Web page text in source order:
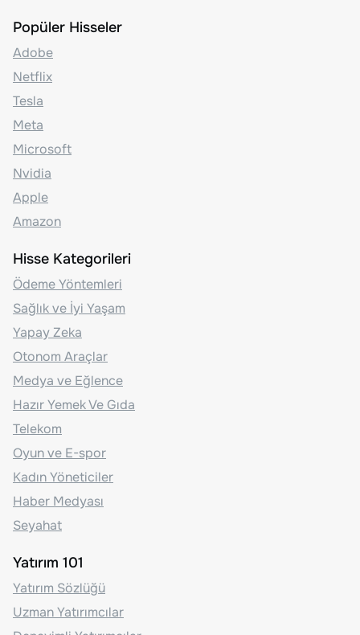
Popüler Hisseler
Adobe
Netflix
Tesla
Meta
Microsoft
Nvidia
Apple
Amazon
Hisse Kategorileri
Ödeme Yöntemleri
Sağlık ve İyi Yaşam
Yapay Zeka
Otonom Araçlar
Medya ve Eğlence
Hazır Yemek Ve Gıda
Telekom
Oyun ve E-spor
Kadın Yöneticiler
Haber Medyası
Seyahat
Yatırım 101
Yatırım Sözlüğü
Uzman Yatırımcılar